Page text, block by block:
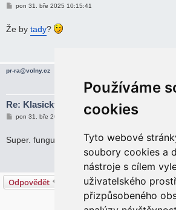
Používáme
cookies
Tyto webové
soubory cookies a
nástroje s cílem
uživatelského
přizpůsobeného
P
s
pon 31. bře 2025 10:15:41
Že by tady?
pr-ra@volny.cz
Re: Klasický Start a Hlavní panel ve
P
s
p
k
pon 31. bře 2025 11:21:45
Super. funguje. díky moc.
Odpovědět
5 příspěvků • Stránka1z1